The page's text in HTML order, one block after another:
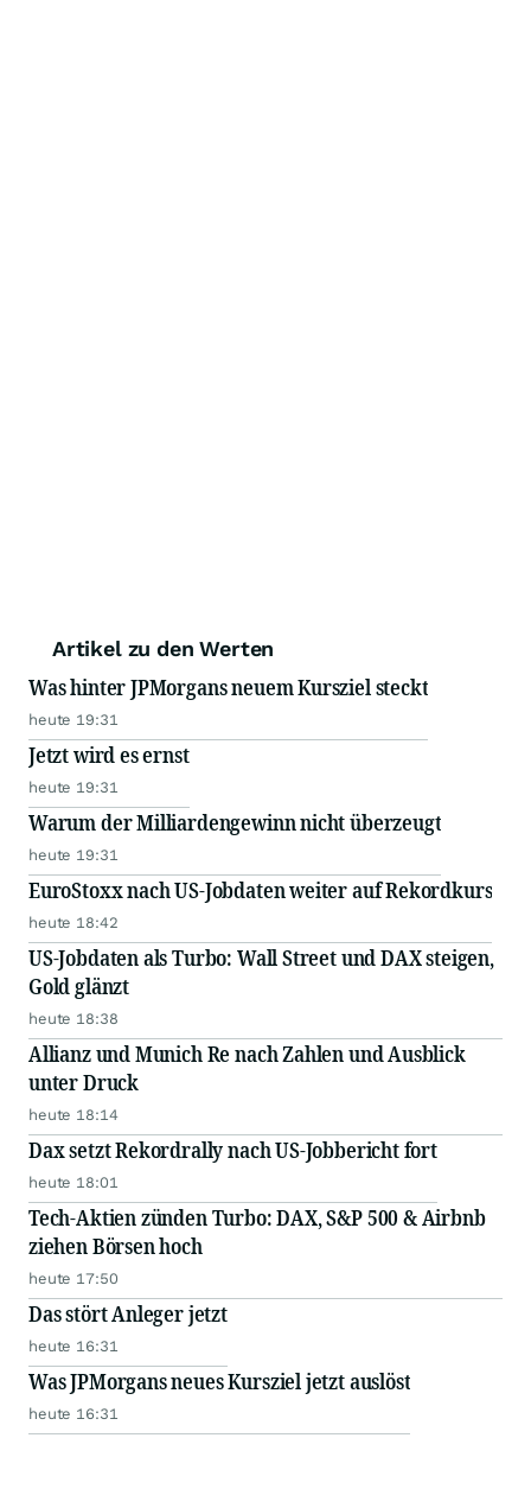
Artikel zu den Werten
Was hinter JPMorgans neuem Kursziel steckt
heute 19:31
Jetzt wird es ernst
heute 19:31
Warum der Milliardengewinn nicht überzeugt
heute 19:31
EuroStoxx nach US-Jobdaten weiter auf Rekordkurs
heute 18:42
US-Jobdaten als Turbo: Wall Street und DAX steigen,
Gold glänzt
heute 18:38
Allianz und Munich Re nach Zahlen und Ausblick
unter Druck
heute 18:14
Dax setzt Rekordrally nach US-Jobbericht fort
heute 18:01
Tech-Aktien zünden Turbo: DAX, S&P 500 & Airbnb
ziehen Börsen hoch
heute 17:50
Das stört Anleger jetzt
heute 16:31
Was JPMorgans neues Kursziel jetzt auslöst
heute 16:31